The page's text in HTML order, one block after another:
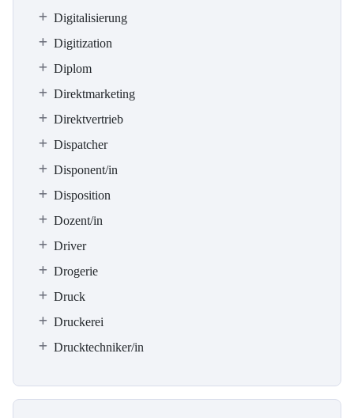
Digitalisierung
Digitization
Diplom
Direktmarketing
Direktvertrieb
Dispatcher
Disponent/in
Disposition
Dozent/in
Driver
Drogerie
Druck
Druckerei
Drucktechniker/in